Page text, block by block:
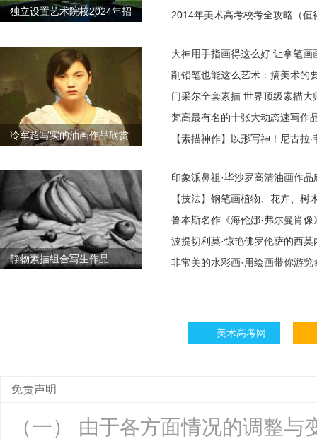
独立设置艺术院校2024年招
2014年美术高考校考全攻略（值
冷军超写实的油画作品欣赏
大神用手指画得这么好 让拿笔画
削铅笔也能这么艺术：搞美术的
门采尔全套素描 世界顶级素描大
梵高最有名的十张大动态速写作
【素描神作】以形写神！尼古拉
静物素描组合写生作品
印象派鼻祖·毕沙罗高清油画作
【技法】钢笔画植物、花卉、树
鲁本斯名作《海伦娜·弗尔曼肖
波提切利莫·惊艳佛罗伦萨的西莫
非常美的水彩画·用绘画带你游览
美术高考网
免责声明
（一） 由于各方面情况的调整